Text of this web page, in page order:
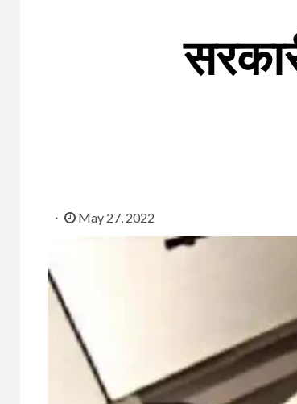
May 27, 2022